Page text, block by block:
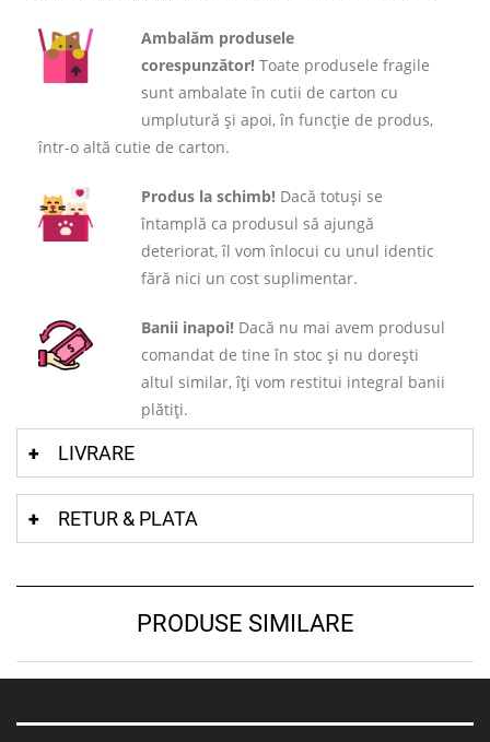
Ambalăm produsele
corespunzător! Toate produsele fragile
sunt ambalate în cutii de carton cu
umplutură și apoi, în funcție de produs,
într-o altă cutie de carton.
Produs la schimb! Dacă totuși se
întamplă ca produsul să ajungă
deteriorat, îl vom înlocui cu unul identic
fără nici un cost suplimentar.
Banii inapoi! Dacă nu mai avem produsul
comandat de tine în stoc și nu dorești
altul similar, îți vom restitui integral banii
plătiți.
LIVRARE
RETUR & PLATA
PRODUSE SIMILARE